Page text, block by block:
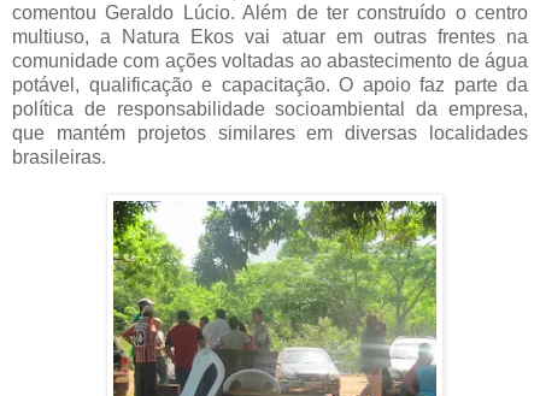
comentou Geraldo Lúcio. Além de ter construído o centro
multiuso, a Natura Ekos vai atuar em outras frentes na
comunidade com ações voltadas ao abastecimento de água
potável, qualificação e capacitação. O apoio faz parte da
política de responsabilidade socioambiental da empresa,
que mantém projetos similares em diversas localidades
brasileiras.